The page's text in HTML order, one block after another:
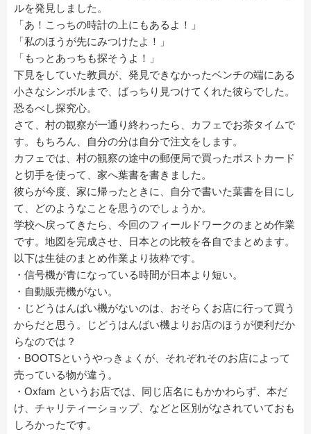
ルを発見しました。
「あ！こっちの時計の上にもあるよ！」
「私のほうが先にみつけたよ！」
「もっとあっちも探そうよ！」
下見をしていた教員が、発見できなかったベンチの端にある
小さなシンボルまで、ばっちり見つけてくれた彼らでした。
恐るべし探究心。
さて、村の観察が一通り終わったら、カフェでお茶タイムで
す。もちろん、自分の分は自分で注文をします。
カフェでは、村の観察の途中の郵便局で買ったポストカード
と切手を使って、家へ葉書を書きました。
彼らが今度、家に帰ったときに、自分で書いた葉書を目にし
て、どのようなことを思うのでしょうか。
学校へ戻ってきたら、今回のフィールドワークのまとめ作業
です。地図を完成させ、日本との比較を各自でまとめます。
以下は生徒のまとめ作業より抜粋です。
・信号機が青になっている時間が日本より短い。
・自動販売機がない。
・じどうはんばい機がないのは、おそらくお店に行って買う
からだと思う。じどうはんばい機よりお店のほうが便利だか
らなのでは？
・BOOTSというやっきょくが、それぞれそのお店によって
売っている物が違う。
・Oxfam というお店では、同じ店名にもかかわらず、本だ
け、チャリティーショップ、などと区別がなされていておも
しろかったです。